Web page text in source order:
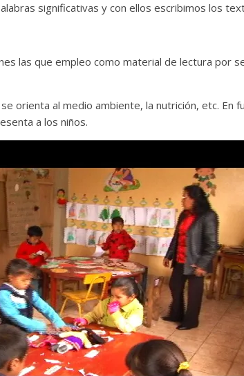
significativas y con ellos escribimos los
las que empleo como material de lectura por
orienta al medio ambiente, la nutrición, etc. En
a los niños.